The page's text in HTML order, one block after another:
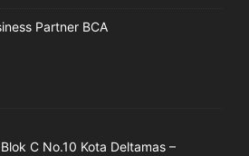
C No.10 Kota Deltamas –